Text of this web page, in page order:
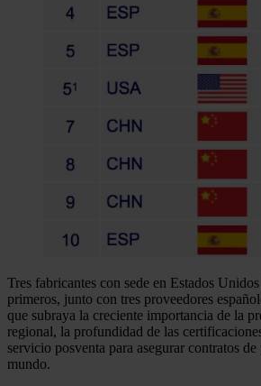
Tres fabricantes con sede en Estados
primeros, junto con tres proveedores
que subraya la creciente importancia de la
regional, la profundidad de las
servicio posventa para asegurar contratos
mundo.